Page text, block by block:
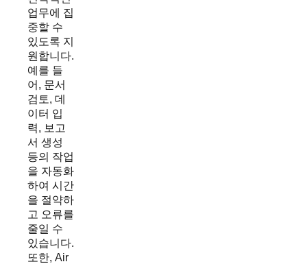
업무에 집
중할 수
있도록 지
원합니다.
예를 들
어, 문서
검토, 데
이터 입
력, 보고
서 생성
등의 작업
을 자동화
하여 시간
을 절약하
고 오류를
줄일 수
있습니다.
또한, Air